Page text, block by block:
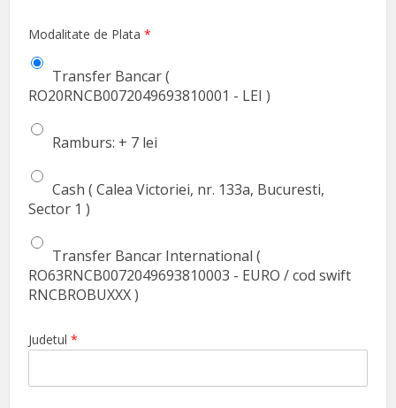
Modalitate de Plata*
Transfer Bancar (
RO20RNCB0072049693810001 - LEI )
Ramburs: + 7 lei
Cash ( Calea Victoriei, nr. 133a, Bucuresti,
Sector 1 )
Transfer Bancar International (
RO63RNCB0072049693810003 - EURO / cod swift
RNCBROBUXXX )
Judetul*